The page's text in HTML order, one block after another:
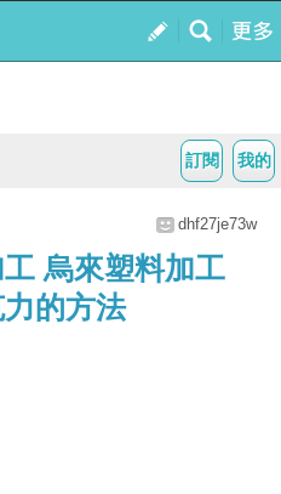
我的
訂閱
dhf27je73w
烏來塑料加工
的方法